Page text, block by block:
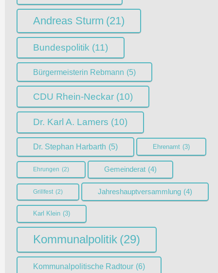
Andreas Sturm (21)
Bundespolitik (11)
Bürgermeisterin Rebmann (5)
CDU Rhein-Neckar (10)
Dr. Karl A. Lamers (10)
Dr. Stephan Harbarth (5) Ehrenamt (3)
Ehrungen (2) Gemeinderat (4)
Grillfest (2) Jahreshauptversammlung (4)
Karl Klein (3)
Kommunalpolitik (29)
Kommunalpolitische Radtour (6)